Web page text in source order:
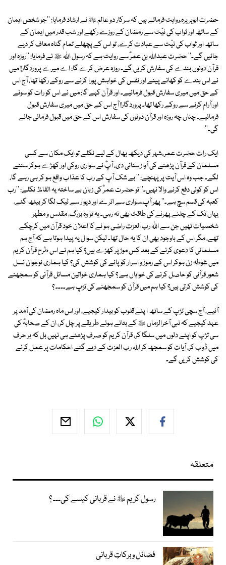
حضرت ابوہریرہ ؓروایت فرماتے ہیں کہ سرکار دو عالم ﷺ نے ارشاد فرمایا: ''جو شخص ایمان
کے ساتھ اور ثواب کی نیّت سے رمضان کے روزے رکھے اور شب قدر میں ایمان کے
ساتھ اور ثواب کی نیّت سے عبادت کرے، تو اس کے پچھلے تمام گناہ معاف کر دیے
جائیں گے۔'' حضرت عبداﷲ بن عمرؓ سے روایت ہے کہ رسول اﷲ ﷺ نے فرمایا: ''روزہ اور
قرآن دونوں بندے کی سفارش کریں گے۔ روزہ عرض کرے گا: اے میرے پروردگار! میں
نے اس بندے کو کھانے پینے اور نفس کی خواہش پورا کرنے سے روکے رکھا تھا، آج اس
کے حق میں میری سفارش قبول فرمائیے۔ اور قرآن کہے گا: میں نے اس کو رات کو سونے
اور آرام کرنے سے روکے رکھا تھا۔ پروردگار! آج اس کے حق میں میری سفارش قبول
فرمائیے۔ چناں چہ روزہ اور قرآن دونوں کی سفارش اس کے حق میں قبول فرمائی جائے
گی۔''
ایک رات حضرت عمر ؓ شہر کی دیکھ بھال کے لیے نکلے تو ایک مکان سے کسی
مسلمان کے قرآن پڑھنے کی آواز سنائی دی، آپؓ نے سواری روکی اور کھڑے ہوکر سننے
لگے۔ جب وہ اس آیت پر پہنچے: '' بے شک آپ کے رب کا عذاب واقع ہو کر ہی رہے گا،
اس کو کوئی دفع کرنے والا نہیں۔'' تو حضرت عمرؓ کی زبان بے ساختہ یہ الفاظ نکلے: ''رب
کعبہ کی قسم سچ ہے۔'' پھر آپ ؓ سواری سے اتر ے اور دیوار سے ٹیک لگا کر بیٹھ گئے،
یہاں تک کے چلنے پھرنے کی طاقت بھی نہ رہی۔ یہ تو وہ بزرگ، مقدس و مطہر
شخصیات تھیں جن سے اﷲ رب العزت راضی ہو نے کا اعلان خود قرآن میں کرچکے
تھے، مگر اس کے باوجود بھی ان کا یہ حال تھا۔ لیکن سوال یہ پیدا ہوتا ہے کہ آج ہم
مسلمانی کا دعوی کرنے کے بعد کس موڑ پر کھڑے ہیں؟ کیا ہم نے اس طرح قرآن کریم
میں غوطہ زن ہوکر اس کے رموز و اسرار کو پانے کی کوشش کی؟ کیا ہماری نوجوان نسل
شعور قرآنی کو حاصل کرنے کی خواہاں ہے ؟ کیا ہماری خواتین مسائل قرآنی کو سمجھنے
کی کوشش کرتی ہیں؟ کیا ہم میں قرآن کو سمجھنے کی تڑپ ہے۔۔۔۔ ؟
آئیے، آج سچی تڑپ کے ساتھ ا پنے قلوب کو بیدار کیجیے، اور اس ماہ رمضان کی آمد پر
عہد کیجیے کہ نبی آخرالزماں ﷺ کے بتائے ہوئے طریقے پر چل کر، ان کے صحابہؓ کی
سی تڑپ کو اپنے دلوں میں سلگا کر، قرآن کریم کو صرف پڑھنے ہی نہیں بل کہ ہر حرف
میں ڈوب کر، آیات کو سمجھ کر اﷲ رب العزت کے دیے گئے احکامات پر عمل کرنے
کی کوشش کریں گے۔
متعلقہ
رسول کریم ﷺ نے قربانی کیسے کی۔۔۔ ؟
فضائل و برکاتِ قربانی